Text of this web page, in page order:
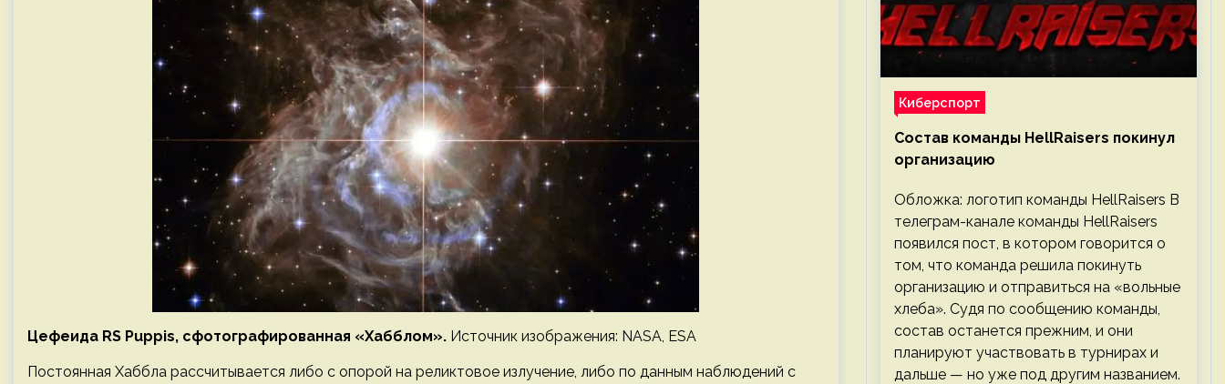
Цефеида RS Puppis, сфотографированная «Хабблом». Источник изображения: NASA, ESA
Постоянная Хаббла рассчитывается либо с опорой на реликтовое излучение, либо по данным наблюдений с
Киберспорт
Состав команды HellRaisers покинул
организацию
Обложка: логотип команды HellRaisers В
телеграм-канале команды HellRaisers
появился пост, в котором говорится о
том, что команда решила покинуть
организацию и отправиться на «вольные
хлеба». Судя по сообщению команды,
состав останется прежним, и они
планируют участвовать в турнирах и
дальше — но уже под другим названием.